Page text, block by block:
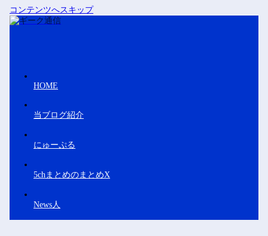
コンテンツへスキップ
HOME
当ブログ紹介
にゅーぷる
5chまとめのまとめX
News人